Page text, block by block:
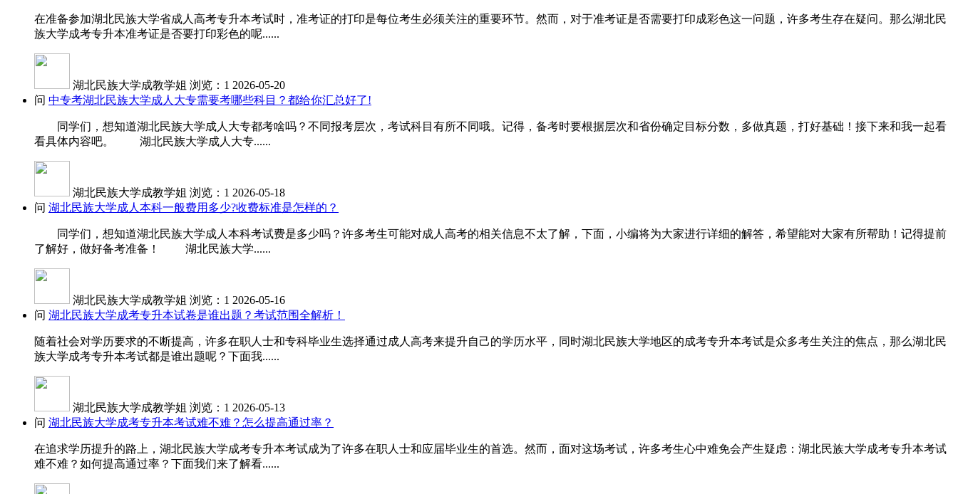
在准备参加湖北民族大学省成人高考专升本考试时，准考证的打印是每位考生必须关注的重要环节。然而，对于准考证是否需要打印成彩色这一问题，许多考生存在疑问。那么湖北民
族大学成考专升本准考证是否要打印彩色的呢......
湖北民族大学成教学姐 浏览：1 2026-05-20
问 中专考湖北民族大学成人大专需要考哪些科目？都给你汇总好了!
同学们，想知道湖北民族大学成人大专都考啥吗？不同报考层次，考试科目有所不同哦。记得，备考时要根据层次和省份确定目标分数，多做真题，打好基础！接下来和我一起看
看具体内容吧。 湖北民族大学成人大专......
湖北民族大学成教学姐 浏览：1 2026-05-18
问 湖北民族大学成人本科一般费用多少?收费标准是怎样的？
同学们，想知道湖北民族大学成人本科考试费是多少吗？许多考生可能对成人高考的相关信息不太了解，下面，小编将为大家进行详细的解答，希望能对大家有所帮助！记得提前
了解好，做好备考准备！ 湖北民族大学......
湖北民族大学成教学姐 浏览：1 2026-05-16
问 湖北民族大学成考专升本试卷是谁出题？考试范围全解析！
随着社会对学历要求的不断提高，许多在职人士和专科毕业生选择通过成人高考来提升自己的学历水平，同时湖北民族大学地区的成考专升本考试是众多考生关注的焦点，那么湖北民
族大学成考专升本考试都是谁出题呢？下面我......
湖北民族大学成教学姐 浏览：1 2026-05-13
问 湖北民族大学成考专升本考试难不难？怎么提高通过率？
在追求学历提升的路上，湖北民族大学成考专升本考试成为了许多在职人士和应届毕业生的首选。然而，面对这场考试，许多考生心中难免会产生疑虑：湖北民族大学成考专升本考试
难不难？如何提高通过率？下面我们来了解看......